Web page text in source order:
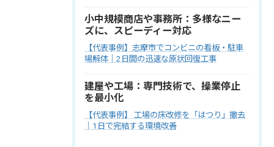
小中規模商店や事務所：多様なニー
ズに、スピーディー対応
【代表事例】志摩市でコンビニの看板・駐車
場解体｜2日間の迅速な原状回復工事
建屋や工場：専門技術で、操業停止
を最小化
【代表事例】 工場の床改修を「はつり」撤去
｜1日で完結する環境改善